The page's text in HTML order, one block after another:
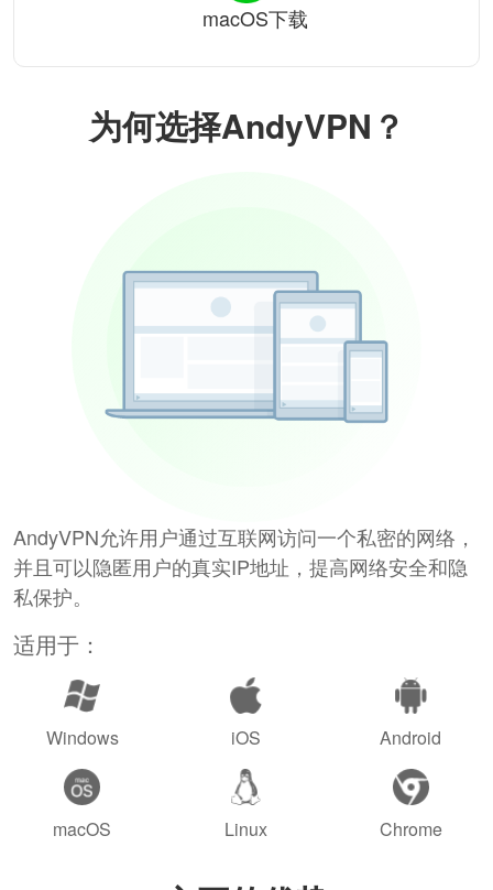
为何选择AndyVPN？
AndyVPN允许用户通过互联网访问一个私密的网络，
并且可以隐匿用户的真实IP地址，提高网络安全和隐
私保护。
适用于：
Windows iOS Android
macOS Linux Chrome
macOS下载